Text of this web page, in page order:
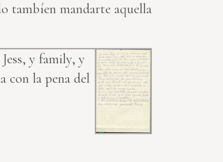
tambíen mandarte aquella
y family, y
con la pena del